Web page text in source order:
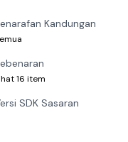
Kandungan
16 item
SDK Sasaran